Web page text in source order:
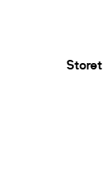
Storet